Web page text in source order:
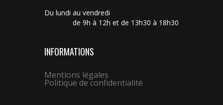
Du lundi au vendredi
de 9h à 12h et de 13h30 à 18h30
INFORMATIONS
Mentions légales
Politique de confidentialité